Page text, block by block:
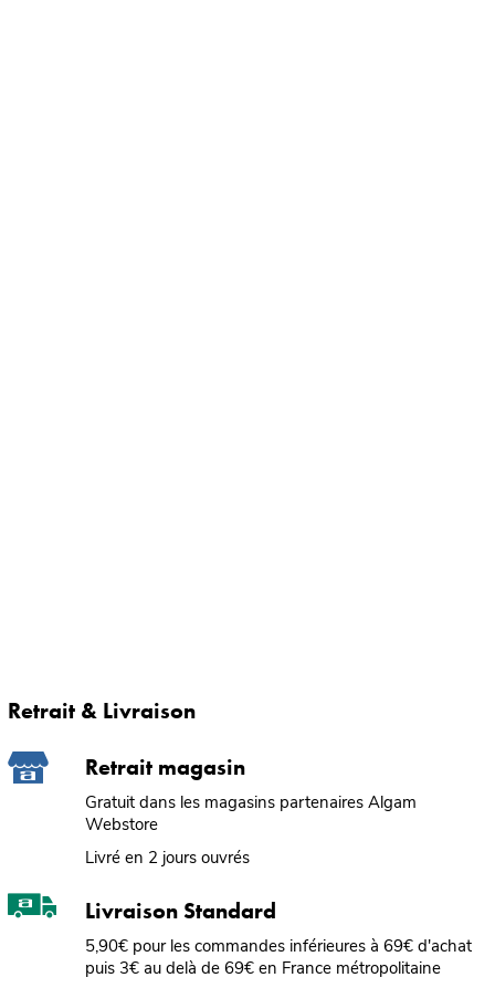
Retrait & Livraison
Retrait magasin
Gratuit dans les magasins partenaires Algam
Webstore
Livré en 2 jours ouvrés
Livraison Standard
5,90€ pour les commandes inférieures à 69€ d'achat
puis 3€ au delà de 69€ en France métropolitaine